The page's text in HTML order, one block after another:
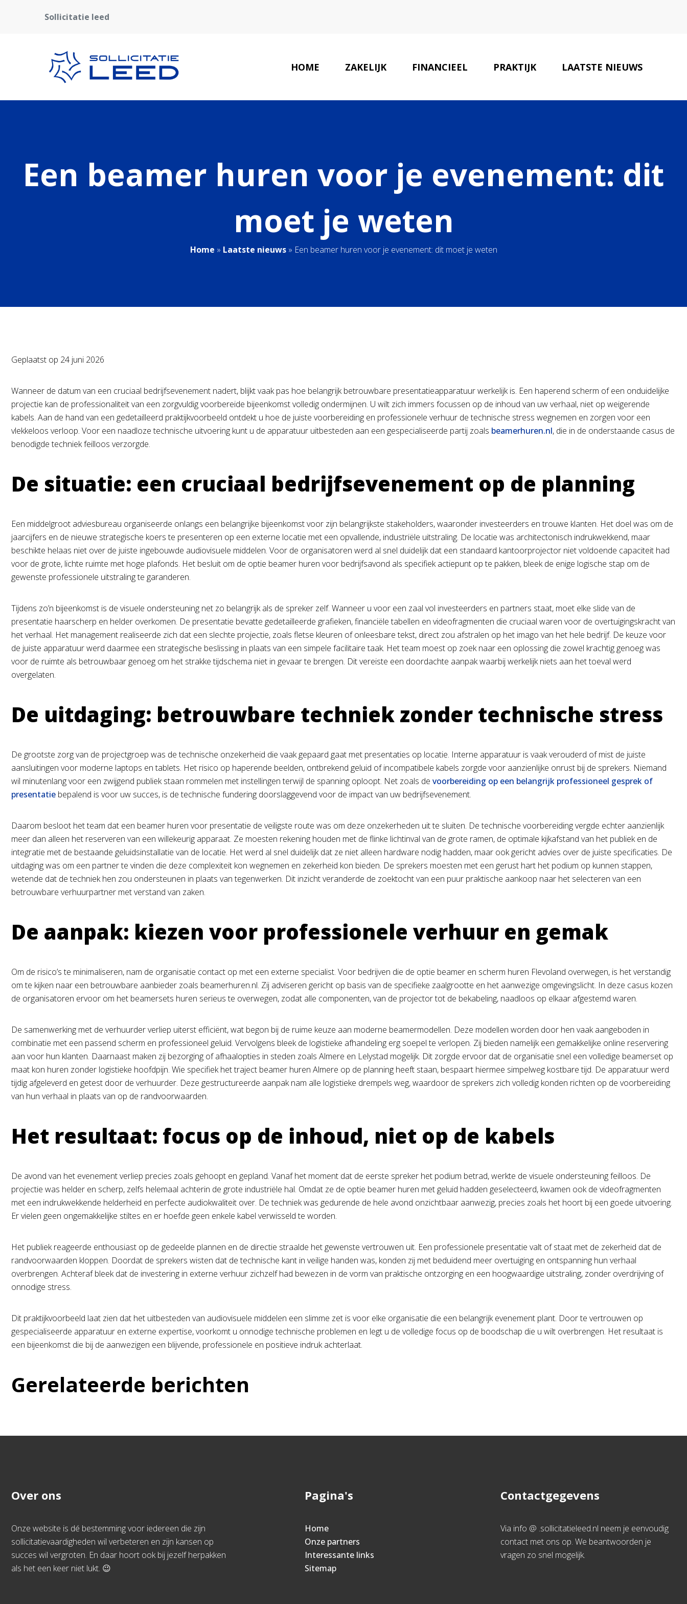
Sollicitatie leed
HOME ZAKELIJK FINANCIEEL PRAKTIJK LAATSTE NIEUWS
Een beamer huren voor je evenement: dit
moet je weten
Home » Laatste nieuws» Een beamer huren voor je evenement: dit moet je weten
Geplaatst op 24 juni 2026
Wanneer de datum van een cruciaal bedrijfsevenement nadert, blijkt vaak pas hoe belangrijk betrouwbare presentatieapparatuur werkelijk is. Een haperend scherm of een onduidelijke
projectie kan de professionaliteit van een zorgvuldig voorbereide bijeenkomst volledig ondermijnen. U wilt zich immers focussen op de inhoud van uw verhaal, niet op weigerende
kabels. Aan de hand van een gedetailleerd praktijkvoorbeeld ontdekt u hoe de juiste voorbereiding en professionele verhuur de technische stress wegnemen en zorgen voor een
vlekkeloos verloop. Voor een naadloze technische uitvoering kunt u de apparatuur uitbesteden aan een gespecialiseerde partij zoals beamerhuren.nl, die in de onderstaande casus de
benodigde techniek feilloos verzorgde.
De situatie: een cruciaal bedrijfsevenement op de planning
Een middelgroot adviesbureau organiseerde onlangs een belangrijke bijeenkomst voor zijn belangrijkste stakeholders, waaronder investeerders en trouwe klanten. Het doel was om de
jaarcijfers en de nieuwe strategische koers te presenteren op een externe locatie met een opvallende, industriële uitstraling. De locatie was architectonisch indrukwekkend, maar
beschikte helaas niet over de juiste ingebouwde audiovisuele middelen. Voor de organisatoren werd al snel duidelijk dat een standaard kantoorprojector niet voldoende capaciteit had
voor de grote, lichte ruimte met hoge plafonds. Het besluit om de optie beamer huren voor bedrijfsavond als specifiek actiepunt op te pakken, bleek de enige logische stap om de
gewenste professionele uitstraling te garanderen.
Tijdens zo’n bijeenkomst is de visuele ondersteuning net zo belangrijk als de spreker zelf. Wanneer u voor een zaal vol investeerders en partners staat, moet elke slide van de
presentatie haarscherp en helder overkomen. De presentatie bevatte gedetailleerde grafieken, financiële tabellen en videofragmenten die cruciaal waren voor de overtuigingskracht van
het verhaal. Het management realiseerde zich dat een slechte projectie, zoals fletse kleuren of onleesbare tekst, direct zou afstralen op het imago van het hele bedrijf. De keuze voor
de juiste apparatuur werd daarmee een strategische beslissing in plaats van een simpele facilitaire taak. Het team moest op zoek naar een oplossing die zowel krachtig genoeg was
voor de ruimte als betrouwbaar genoeg om het strakke tijdschema niet in gevaar te brengen. Dit vereiste een doordachte aanpak waarbij werkelijk niets aan het toeval werd
overgelaten.
De uitdaging: betrouwbare techniek zonder technische stress
De grootste zorg van de projectgroep was de technische onzekerheid die vaak gepaard gaat met presentaties op locatie. Interne apparatuur is vaak verouderd of mist de juiste
aansluitingen voor moderne laptops en tablets. Het risico op haperende beelden, ontbrekend geluid of incompatibele kabels zorgde voor aanzienlijke onrust bij de sprekers. Niemand
wil minutenlang voor een zwijgend publiek staan rommelen met instellingen terwijl de spanning oploopt. Net zoals de voorbereiding op een belangrijk professioneel gesprek of
presentatie bepalend is voor uw succes, is de technische fundering doorslaggevend voor de impact van uw bedrijfsevenement.
Daarom besloot het team dat een beamer huren voor presentatie de veiligste route was om deze onzekerheden uit te sluiten. De technische voorbereiding vergde echter aanzienlijk
meer dan alleen het reserveren van een willekeurig apparaat. Ze moesten rekening houden met de flinke lichtinval van de grote ramen, de optimale kijkafstand van het publiek en de
integratie met de bestaande geluidsinstallatie van de locatie. Het werd al snel duidelijk dat ze niet alleen hardware nodig hadden, maar ook gericht advies over de juiste specificaties. De
uitdaging was om een partner te vinden die deze complexiteit kon wegnemen en zekerheid kon bieden. De sprekers moesten met een gerust hart het podium op kunnen stappen,
wetende dat de techniek hen zou ondersteunen in plaats van tegenwerken. Dit inzicht veranderde de zoektocht van een puur praktische aankoop naar het selecteren van een
betrouwbare verhuurpartner met verstand van zaken.
De aanpak: kiezen voor professionele verhuur en gemak
Om de risico’s te minimaliseren, nam de organisatie contact op met een externe specialist. Voor bedrijven die de optie beamer en scherm huren Flevoland overwegen, is het verstandig
om te kijken naar een betrouwbare aanbieder zoals beamerhuren.nl. Zij adviseren gericht op basis van de specifieke zaalgrootte en het aanwezige omgevingslicht. In deze casus kozen
de organisatoren ervoor om het beamersets huren serieus te overwegen, zodat alle componenten, van de projector tot de bekabeling, naadloos op elkaar afgestemd waren.
De samenwerking met de verhuurder verliep uiterst efficiënt, wat begon bij de ruime keuze aan moderne beamermodellen. Deze modellen worden door hen vaak aangeboden in
combinatie met een passend scherm en professioneel geluid. Vervolgens bleek de logistieke afhandeling erg soepel te verlopen. Zij bieden namelijk een gemakkelijke online reservering
aan voor hun klanten. Daarnaast maken zij bezorging of afhaalopties in steden zoals Almere en Lelystad mogelijk. Dit zorgde ervoor dat de organisatie snel een volledige beamerset op
maat kon huren zonder logistieke hoofdpijn. Wie specifiek het traject beamer huren Almere op de planning heeft staan, bespaart hiermee simpelweg kostbare tijd. De apparatuur werd
tijdig afgeleverd en getest door de verhuurder. Deze gestructureerde aanpak nam alle logistieke drempels weg, waardoor de sprekers zich volledig konden richten op de voorbereiding
van hun verhaal in plaats van op de randvoorwaarden.
Het resultaat: focus op de inhoud, niet op de kabels
De avond van het evenement verliep precies zoals gehoopt en gepland. Vanaf het moment dat de eerste spreker het podium betrad, werkte de visuele ondersteuning feilloos. De
projectie was helder en scherp, zelfs helemaal achterin de grote industriële hal. Omdat ze de optie beamer huren met geluid hadden geselecteerd, kwamen ook de videofragmenten
met een indrukwekkende helderheid en perfecte audiokwaliteit over. De techniek was gedurende de hele avond onzichtbaar aanwezig, precies zoals het hoort bij een goede uitvoering.
Er vielen geen ongemakkelijke stiltes en er hoefde geen enkele kabel verwisseld te worden.
Het publiek reageerde enthousiast op de gedeelde plannen en de directie straalde het gewenste vertrouwen uit. Een professionele presentatie valt of staat met de zekerheid dat de
randvoorwaarden kloppen. Doordat de sprekers wisten dat de technische kant in veilige handen was, konden zij met beduidend meer overtuiging en ontspanning hun verhaal
overbrengen. Achteraf bleek dat de investering in externe verhuur zichzelf had bewezen in de vorm van praktische ontzorging en een hoogwaardige uitstraling, zonder overdrijving of
onnodige stress.
Dit praktijkvoorbeeld laat zien dat het uitbesteden van audiovisuele middelen een slimme zet is voor elke organisatie die een belangrijk evenement plant. Door te vertrouwen op
gespecialiseerde apparatuur en externe expertise, voorkomt u onnodige technische problemen en legt u de volledige focus op de boodschap die u wilt overbrengen. Het resultaat is
een bijeenkomst die bij de aanwezigen een blijvende, professionele en positieve indruk achterlaat.
Gerelateerde berichten
Over ons
Onze website is dé bestemming voor iedereen die zijn
sollicitatievaardigheden wil verbeteren en zijn kansen op
succes wil vergroten. En daar hoort ook bij jezelf herpakken
als het een keer niet lukt. 😉
Pagina's
Home
Onze partners
Interessante links
Sitemap
Contactgegevens
Via info @ .sollicitatieleed.nl neem je eenvoudig
contact met ons op. We beantwoorden je
vragen zo snel mogelijk.